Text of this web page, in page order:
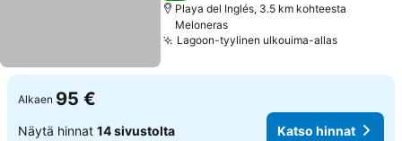
Playa del Inglés, 3.5 km kohteesta
Meloneras
Lagoon-tyylinen ulkouima-allasKatso
Alkaen 95 €
Näytä hinnat 14 sivustolta Katso hinnat